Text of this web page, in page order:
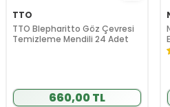
TTO
TTO Blepharitto Göz Çevresi
Temizleme Mendili 24 Adet
660,00 TL